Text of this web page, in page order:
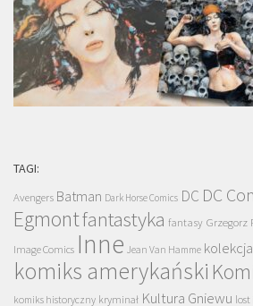
TAGI:
Avengers Batman Dark Horse Comics DC DC
Egmontfantastyka fantasy Grzegorz
Image Comics Inne Jean Van Hamme
komiks amerykański
komiks historyczny kryminał Kultura Gniewu